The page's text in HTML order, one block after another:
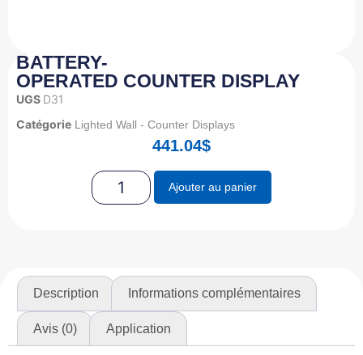
BATTERY-
OPERATED COUNTER DISPLAY
UGS D31
Catégorie Lighted Wall - Counter Displays
441.04$
Ajouter au panier
Description Informations complémentaires
Avis (0) Application